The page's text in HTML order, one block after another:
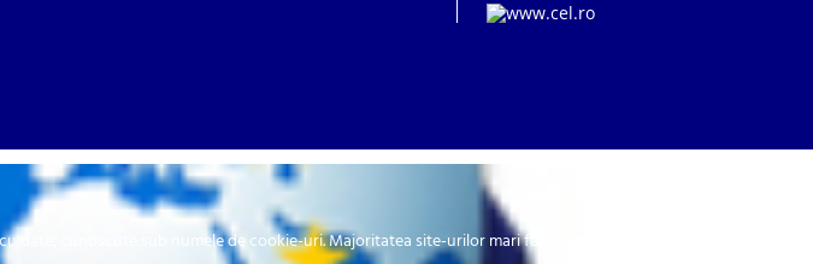
|ANPC| Prelucrarea datelor cu caracter personal | Politica de confidentialitate
date, cunoscute sub numele de cookie-uri. Majoritatea site-urilor mari fac acest lucru.